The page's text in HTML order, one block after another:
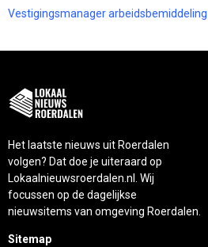
Vestigingsmanager
Het laatste nieuws uit Roerdalen
volgen? Dat doe je uiteraard op
Lokaalnieuwsroerdalen.nl. Wij
focussen op de dagelijkse
nieuwsitems van omgeving Roerdalen.
Sitemap